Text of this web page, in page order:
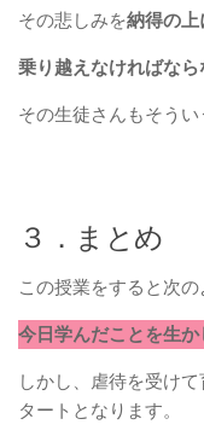
その悲しみを納得の上
乗り越えなければなら
その生徒さんもそうい
３．まとめ
この授業をすると次の
今日学んだことを生
しかし、虐待を受け
タートとなります。